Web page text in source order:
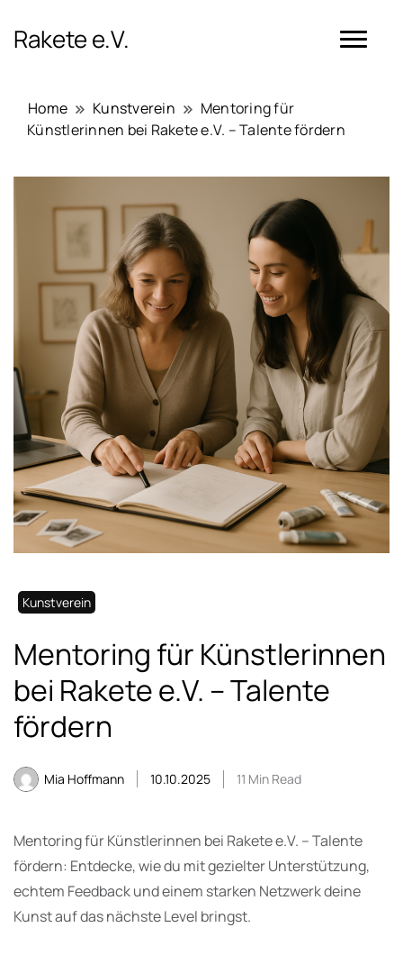
Rakete e.V.
Home Kunstverein
Mentoring für
Künstlerinnen bei Rakete e.V. – Talente fördern
Kunstverein
Mentoring für Künstlerinnen
bei Rakete e.V. – Talente
fördern
Mia Hoffmann 10.10.2025 11 Min Read
Mentoring für Künstlerinnen bei Rakete e.V. – Talente
fördern: Entdecke, wie du mit gezielter Unterstützung,
echtem Feedback und einem starken Netzwerk deine
Kunst auf das nächste Level bringst.